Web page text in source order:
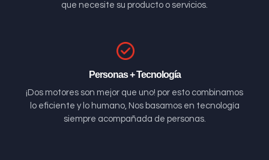
que necesite su producto o servicios.
Personas + Tecnología
¡Dos motores son mejor que uno! por esto combinamos
lo eficiente y lo humano, Nos basamos en tecnología
siempre acompañada de personas.